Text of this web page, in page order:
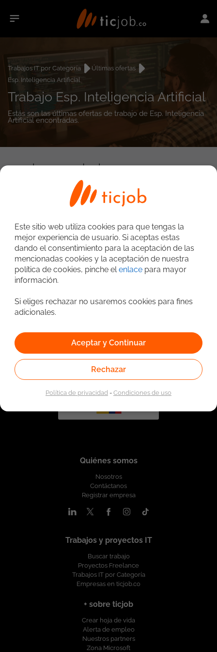
Trabajos IT por Categoría
Últimas ofertas
Esp. Inteligencia Artificial
Trabajo Esp. Inteligencia Artificial
Estás son las últimas ofertas de trabajo de Esp. Inteligencia
Artificial encontradas.
0empleos encontrados
Búsqueda avanzada
Vinculado a la red de prestadores del Servicio Público de
0026 del 17 de Enero de 2023,Ver resolución.
Quiénes somos
Nosotros
Contáctanos
Registrar empresa
Trabajos y proyectos IT
Buscar trabajo
Proyectos Freelance
Trabajos IT por Categoría
Empresas en ticjob.co
+ sobre ticjob
Crear hoja de vida
Alerta de empleo
Nuestros partners
Zona Microsoft
Este sitio web utiliza cookies para que tengas la
mejor experiencia de usuario. Si aceptas estas
dando el consentimiento para la aceptación de las
mencionadas cookies y la aceptación de nuestra
política de cookies, pinche elenlace para mayor
información.
Si eliges rechazar no usaremos cookies para fines
adicionales.
Aceptar y Continuar
Rechazar
Política de privacidad -Condiciones de uso